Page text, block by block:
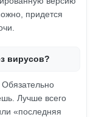
придется
вирусов?
Обязательно
Лучше всего
«последняя